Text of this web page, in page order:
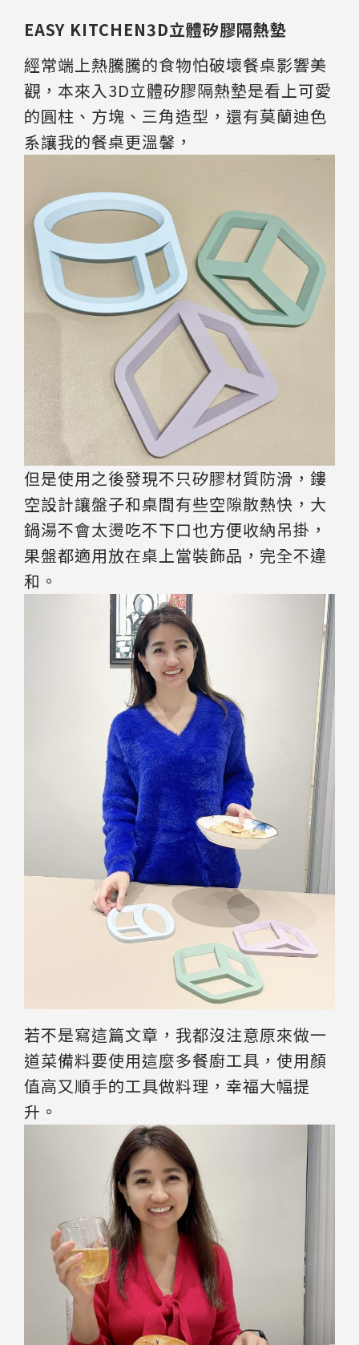
EASY KITCHEN3D立體矽膠隔熱墊
經常端上熱騰騰的食物怕破壞餐桌影響美
觀，本來入3D立體矽膠隔熱墊是看上可愛
的圓柱、方塊、三角造型，還有莫蘭迪色
系讓我的餐桌更溫馨，
但是使用之後發現不只矽膠材質防滑，鏤
空設計讓盤子和桌間有些空隙散熱快，大
鍋湯不會太燙吃不下口也方便收納吊掛，
果盤都適用放在桌上當裝飾品，完全不違
和。
若不是寫這篇文章，我都沒注意原來做一
道菜備料要使用這麼多餐廚工具，使用顏
值高又順手的工具做料理，幸福大幅提
升。